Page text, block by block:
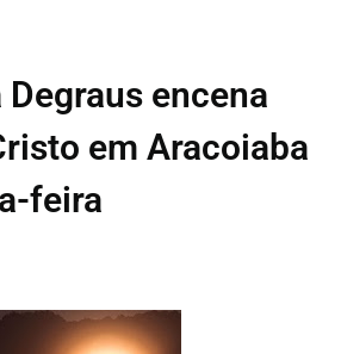
encena
em Aracoiaba
feira